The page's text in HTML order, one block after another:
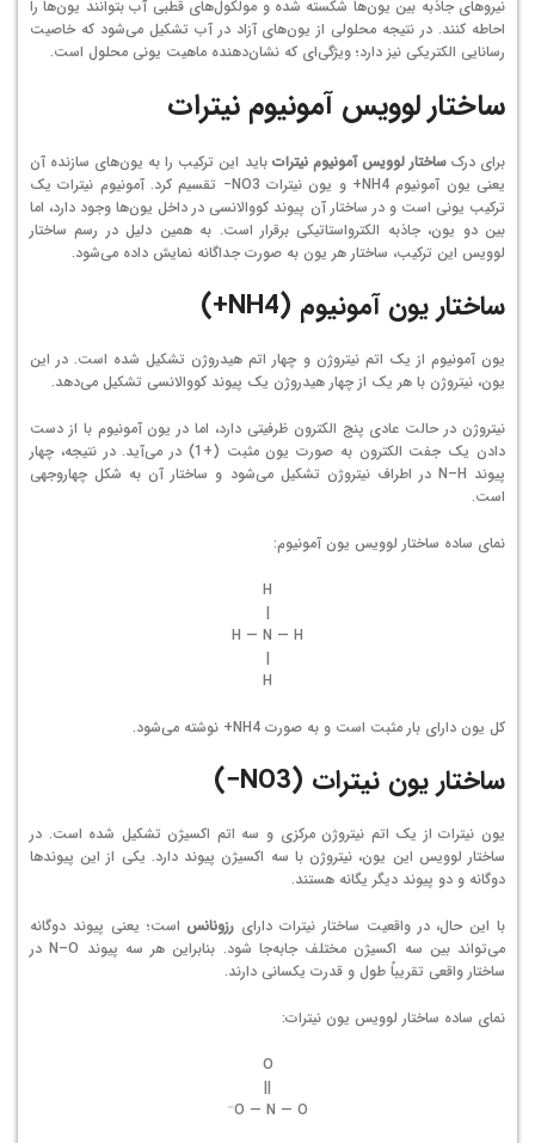
نیروهای جاذبه بین یون‌ها شکسته شده و مولکول‌های قطبی آب بتوانند یون‌ها را
احاطه کنند. در نتیجه محلولی از یون‌های آزاد در آب تشکیل می‌شود که خاصیت
رسانایی الکتریکی نیز دارد؛ ویژگی‌ای که نشان‌دهنده ماهیت یونی محلول است.
ساختار لوویس آمونیوم نیترات
برای درکساختار لوویس آمونیوم نیترات باید این ترکیب را به یون‌های سازنده آن
یعنی یون آمونیوم
NH4
+ و یون نیترات NO3
− تقسیم کرد. آمونیوم نیترات یک
ترکیب یونی است و در ساختار آن پیوند کووالانسی در داخل یون‌ها وجود دارد، اما
بین دو یون، جاذبه الکترواستاتیکی برقرار است. به همین دلیل در رسم ساختار
لوویس این ترکیب، ساختار هر یون به صورت جداگانه نمایش داده می‌شود.
ساختار یون آمونیوم (NH4+)
یون آمونیوم از یک اتم نیتروژن و چهار اتم هیدروژن تشکیل شده است. در این
یون، نیتروژن با هر یک از چهار هیدروژن یک پیوند کووالانسی تشکیل می‌دهد.
نیتروژن در حالت عادی پنج الکترون ظرفیتی دارد، اما در یون آمونیوم با از دست
دادن یک جفت الکترون به صورت یون مثبت (
+
1
) در می‌آید. در نتیجه، چهار
پیوند N–H در اطراف نیتروژن تشکیل می‌شود و ساختار آن به شکل چهاروجهی
است.
نمای ساده ساختار لوویس یون آمونیوم:
H
|
H — N — H
|
H
کل یون دارای بار مثبت است و به صورت NH4
+ نوشته می‌شود.
ساختار یون نیترات (NO3−)
یون نیترات از یک اتم نیتروژن مرکزی و سه اتم اکسیژن تشکیل شده است. در
ساختار لوویس این یون، نیتروژن با سه اکسیژن پیوند دارد. یکی از این پیوندها
دوگانه و دو پیوند دیگر یگانه هستند.
با این حال، در واقعیت ساختار نیترات دارای رزونانساست؛ یعنی پیوند دوگانه
می‌تواند بین سه اکسیژن مختلف جابه‌جا شود. بنابراین هر سه پیوند N–O در
ساختار واقعی تقریباً طول و قدرت یکسانی دارند.
نمای ساده ساختار لوویس یون نیترات:
O
||
O — N — O⁻